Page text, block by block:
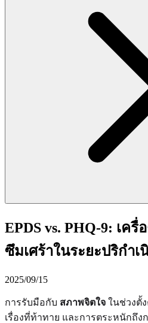
EPDS vs. PHQ-9: เค
ซึมเศร้าในระยะปริกำเ
2025/09/15
การรับมือกับ สภาพจิตใจ ในช่วงตั้
เรื่องที่ท้าทาย และการตระหนักถึง